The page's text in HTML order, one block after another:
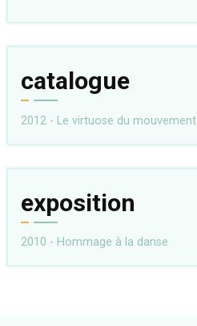
catalogue
2012 - Le virtuose du mouvement
exposition
2010 - Hommage à la danse